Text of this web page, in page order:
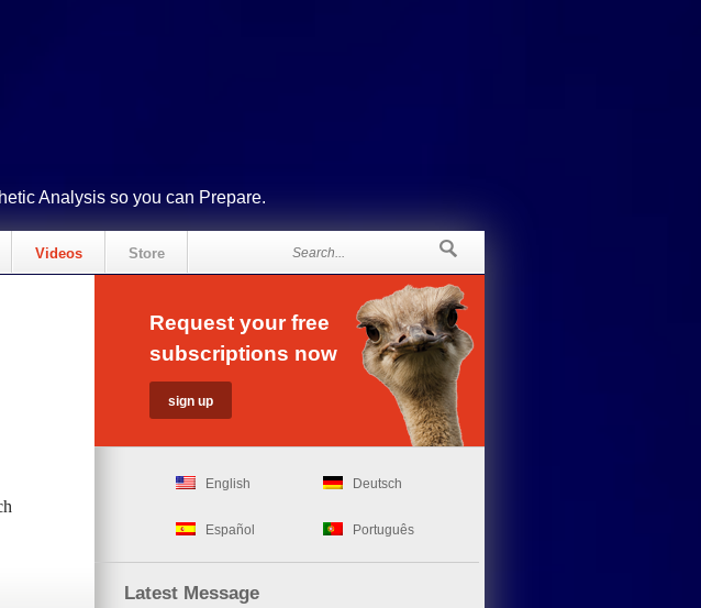
Analysis so you can Prepare.
Videos Store
Request your free
subscriptions now
English Deutsch
Español Português
Latest Message